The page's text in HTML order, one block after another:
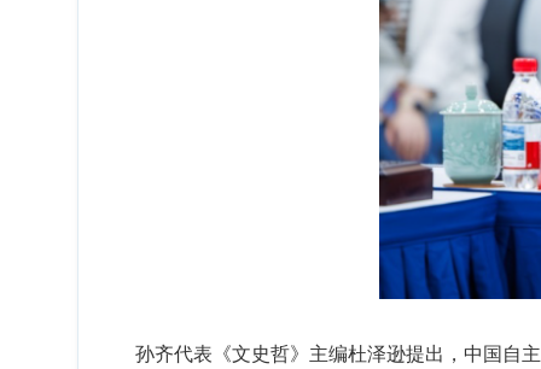
孙齐代表《文史哲》主编杜泽逊提出，中国自